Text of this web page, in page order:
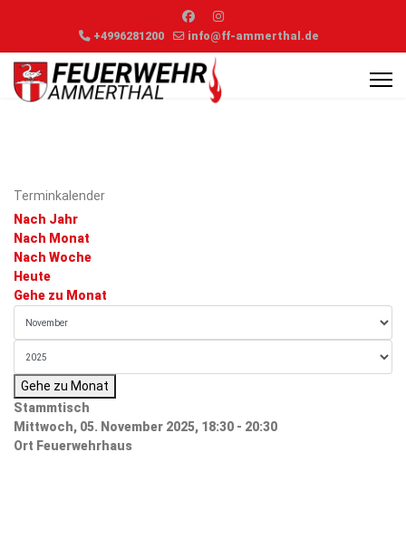
+4996281200 info@ff-ammerthal.de
Terminkalender
Nach Jahr
Nach Monat
Nach Woche
Heute
Gehe zu Monat
Gehe zu Monat
Stammtisch
Mittwoch, 05. November 2025, 18:30 - 20:30
Ort Feuerwehrhaus